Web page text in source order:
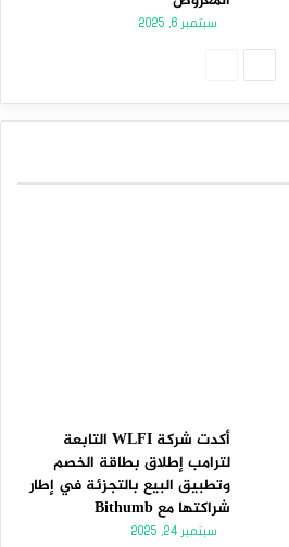
سبتمبر 6, 2025
أكدت شركة WLFI التابعة
لترامب إطلاق بطاقة الخصم
وتطبيق البيع بالتجزئة في إطار
شراكتها مع Bithumb
سبتمبر 24, 2025